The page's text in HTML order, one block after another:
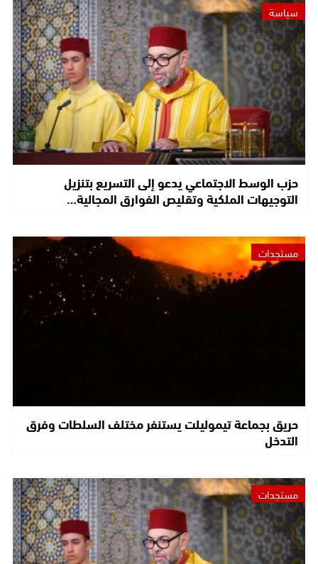
سياسة
حزب الوسط الاجتماعي يدعو إلى التسريع بتنزيل
التوجيهات الملكية وتقليص الفوارق المجالية…
مستجدات
حريق بجماعة تيموليلت يستنفر مختلف السلطات وفرق
التدخل
مستجدات